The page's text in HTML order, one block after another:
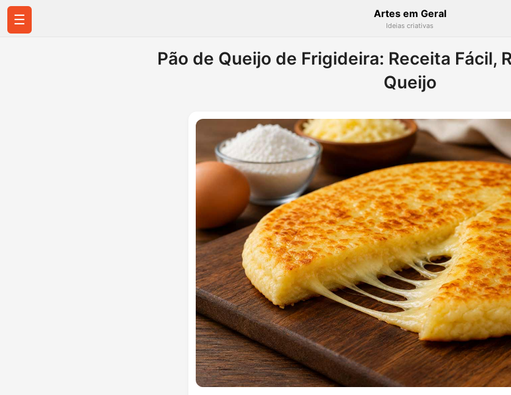
☰ Artes em Geral
Ideias criativas
Pão de Queijo de Frigideira: Receita Fácil,
Queijo